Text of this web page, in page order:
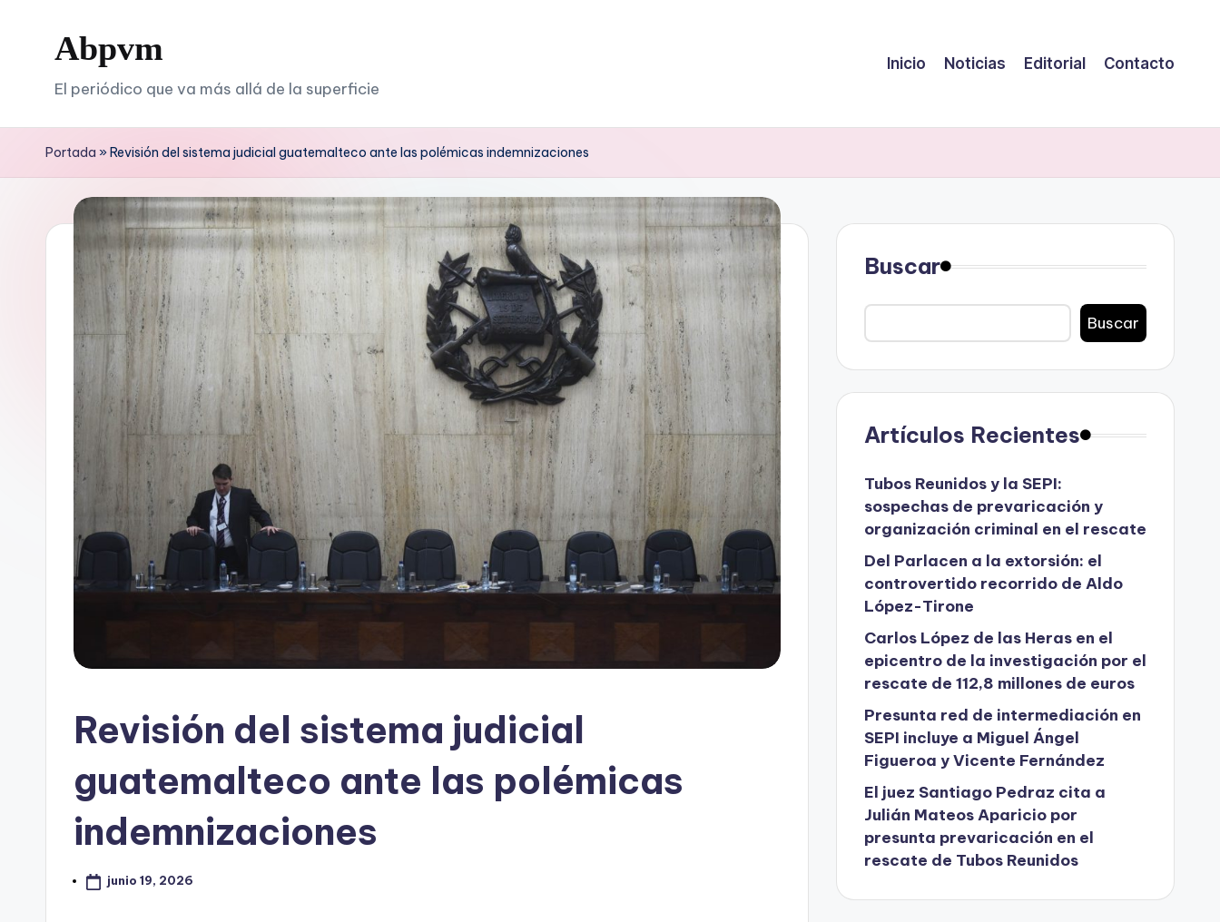
contenido
Abpvm
El periódico que va más allá de la superficie
Inicio Noticias Editorial Contacto
Portada »Revisión del sistema judicial guatemalteco ante las polémicas indemnizaciones
Revisión del sistema judicial
guatemalteco ante las polémicas
indemnizaciones
junio 19, 2026
Buscar
Buscar
Artículos Recientes
Tubos Reunidos y la SEPI:
sospechas de prevaricación y
organización criminal en el rescate
Del Parlacen a la extorsión: el
controvertido recorrido de Aldo
López-Tirone
Carlos López de las Heras en el
epicentro de la investigación por el
rescate de 112,8 millones de euros
Presunta red de intermediación en
SEPI incluye a Miguel Ángel
Figueroa y Vicente Fernández
El juez Santiago Pedraz cita a
Julián Mateos Aparicio por
presunta prevaricación en el
rescate de Tubos Reunidos